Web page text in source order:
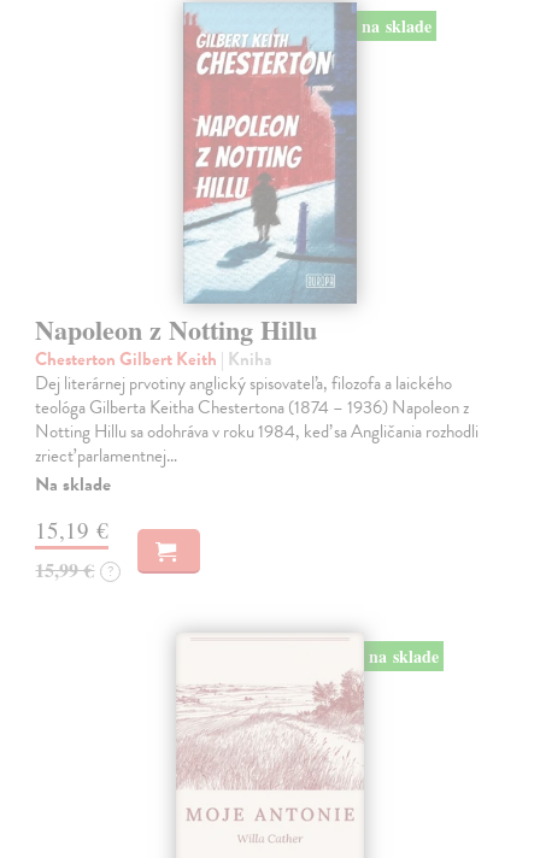
na sklade
Napoleon z Notting Hillu
Chesterton Gilbert Keith | Kniha
Dej literárnej prvotiny anglický spisovateľa, filozofa a laického
teológa Gilberta Keitha Chestertona (1874 – 1936) Napoleon z
Notting Hillu sa odohráva v roku 1984, keď sa Angličania rozhodli
zriecť parlamentnej…
Na sklade
15,19 €
15,99 € ?
na sklade